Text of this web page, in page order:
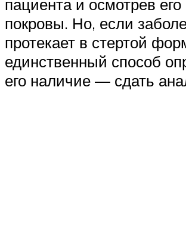
пациента и осмотрев
покровы. Но, если
протекает в стертой
единственный способ
его наличие — сдать